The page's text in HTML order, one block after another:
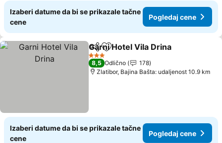
Izaberi datume da bi se prikazale tačne
cene
Pogledaj cene
Deli Dodati u favorite
Garni Hotel Vila Drina
3 Zvezdice
8,5 Odlično
178
Zlatibor, Bajina Bašta: udaljenost 10.9 km
Izaberi datume da bi se prikazale tačne
cene
Pogledaj cene